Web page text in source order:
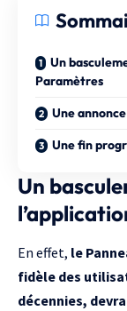
Un
Paramètres
Une
Une fin
Un
En effet, le
fidèle des
décennies,